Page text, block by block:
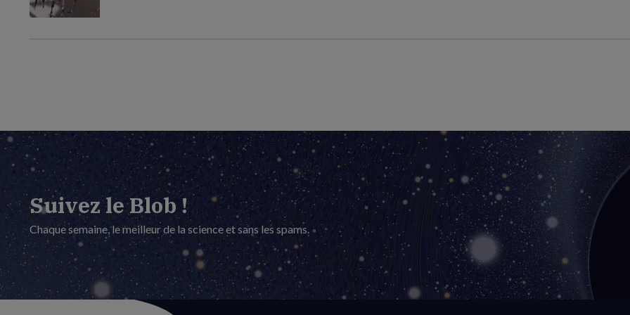
Suivez le Blob !
Chaque semaine, le meilleur de la science et sans les spams.